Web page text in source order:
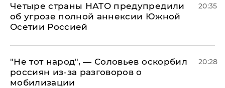
Четыре страны НАТО предупредили
об угрозе полной аннексии Южной
Осетии Россией
20:35
​"Не тот народ", — Соловьев оскорбил
россиян из-за разговоров о
мобилизации
20:28